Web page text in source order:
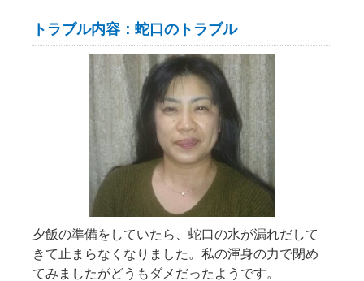
トラブル内容：蛇口のトラブル
夕飯の準備をしていたら、蛇口の水が漏れだして
きて止まらなくなりました。私の渾身の力で閉め
てみましたがどうもダメだったようです。